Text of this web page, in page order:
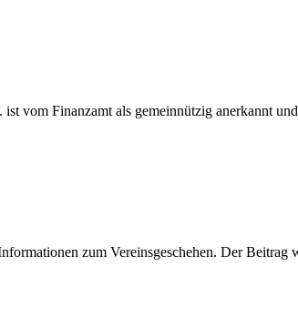
vom Finanzamt als gemeinnützig anerkannt
zum Vereinsgeschehen. Der Beitrag